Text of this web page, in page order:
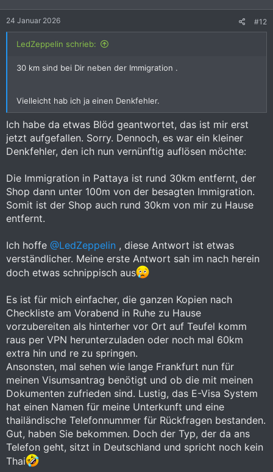
n
:
24 Januar 2026 #12
LedZeppelin schrieb:
30 km sind bei Dir neben der Immigration .
Vielleicht hab ich ja einen Denkfehler.
Ich habe da etwas Blöd geantwortet, das ist mir erst
jetzt aufgefallen. Sorry. Dennoch, es war ein kleiner
Denkfehler, den ich nun vernünftig auflösen möchte:
Die Immigration in Pattaya ist rund 30km entfernt, der
Shop dann unter 100m von der besagten Immigration.
Somit ist der Shop auch rund 30km von mir zu Hause
entfernt.
Ich hoffe @LedZeppelin , diese Antwort ist etwas
verständlicher. Meine erste Antwort sah im nach herein
doch etwas schnippisch aus
Es ist für mich einfacher, die ganzen Kopien nach
Checkliste am Vorabend in Ruhe zu Hause
vorzubereiten als hinterher vor Ort auf Teufel komm
raus per VPN herunterzuladen oder noch mal 60km
extra hin und re zu springen.
Ansonsten, mal sehen wie lange Frankfurt nun für
meinen Visumsantrag benötigt und ob die mit meinen
Dokumenten zufrieden sind. Lustig, das E-Visa System
hat einen Namen für meine Unterkunft und eine
thailändische Telefonnummer für Rückfragen bestanden.
Gut, haben Sie bekommen. Doch der Typ, der da ans
Telefon geht, sitzt in Deutschland und spricht noch kein
Thai